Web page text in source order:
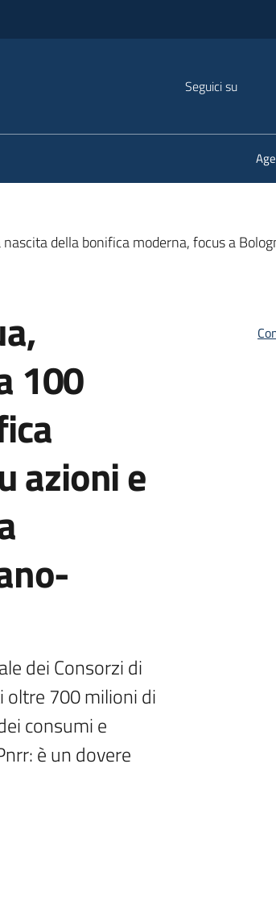
Seguici su
della bonifica moderna, focus a
100
azioni e
dei Consorzi di
oltre 700 milioni di
consumi e
è un dovere